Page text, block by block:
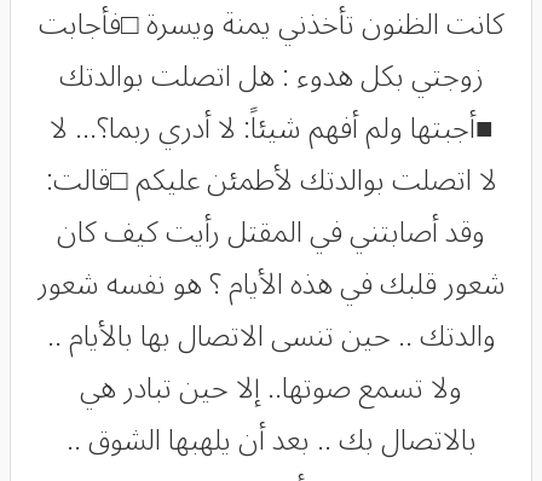
كانت الظنون تأخذني يمنة ويسرة □فأجابت
زوجتي بكل هدوء : هل اتصلت بوالدتك
■أجبتها ولم أفهم شيئاً: لا أدري ربما؟... لا
لا اتصلت بوالدتك لأطمئن عليكم □قالت:
وقد أصابتني في المقتل رأيت كيف كان
شعور قلبك في هذه الأيام ؟ هو نفسه شعور
والدتك .. حين تنسى الاتصال بها بالأيام ..
ولا تسمع صوتها.. إلا حين تبادر هي
بالاتصال بك .. بعد أن يلهبها الشوق ..